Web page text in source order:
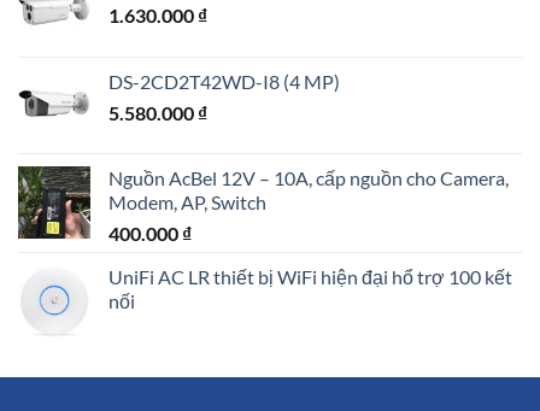
1.630.000 ₫
DS-2CD2T42WD-I8 (4 MP)
5.580.000 ₫
Nguồn AcBel 12V – 10A, cấp nguồn cho Camera,
Modem, AP, Switch
400.000 ₫
UniFi AC LR thiết bị WiFi hiện đại hổ trợ 100 kết
nối